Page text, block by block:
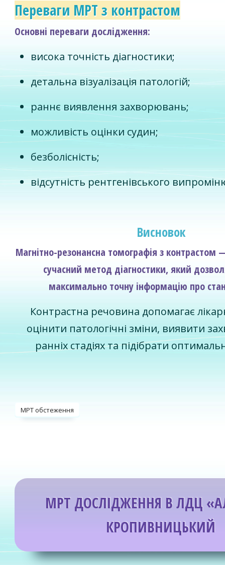
Переваги МРТ з контрастом
Основні переваги дослідження:
висока точність діагностики;
детальна візуалізація патологій;
раннє виявлення захворювань;
можливість оцінки судин;
безболісність;
відсутність рентгенівського
Висновок
Магнітно-резонансна томографія з
сучасний метод діагностики, який
максимально точну інформацію про
Контрастна речовина допомагає
оцінити патологічні зміни, виявити
ранніх стадіях та підібрати
МРТ обстеження
МРТ ДОСЛІДЖЕННЯ В ЛДЦ
КРОПИВНИЦЬКИЙ